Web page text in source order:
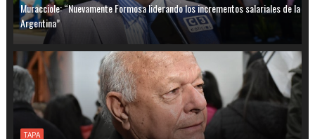
Muracciole: “Nuevamente Formosa liderando los incrementos salariales de la
Argentina”
TAPA